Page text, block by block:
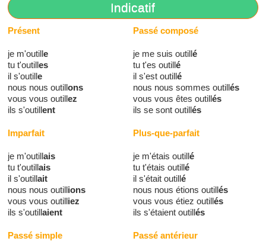
Indicatif
Présent
je m'outille
tu t'outilles
il s'outille
nous nous outillons
vous vous outillez
ils s'outillent
Passé composé
je me suis outillé
tu t'es outillé
il s'est outillé
nous nous sommes outillés
vous vous êtes outillés
ils se sont outillés
Imparfait
je m'outillais
tu t'outillais
il s'outillait
nous nous outillions
vous vous outilliez
ils s'outillaient
Plus-que-parfait
je m'étais outillé
tu t'étais outillé
il s'était outillé
nous nous étions outillés
vous vous étiez outillés
ils s'étaient outillés
Passé simple Passé antérieur